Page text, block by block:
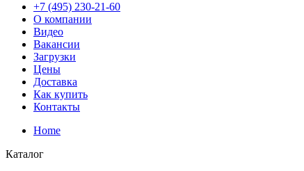
+7 (495) 230-21-60
О компании
Видео
Вакансии
Загрузки
Цены
Доставка
Как купить
Контакты
Home
Каталог